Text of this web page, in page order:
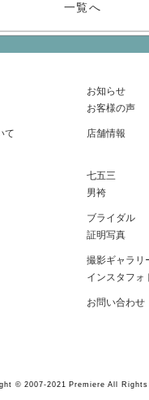
一覧へ
お知らせ
お客様の声
て
店舗情報
七五三
男袴
ブライダル
証明写真
撮影ギャラリ
インスタフォ
お問い合わせ
© 2007-2021 Premiere All Rights